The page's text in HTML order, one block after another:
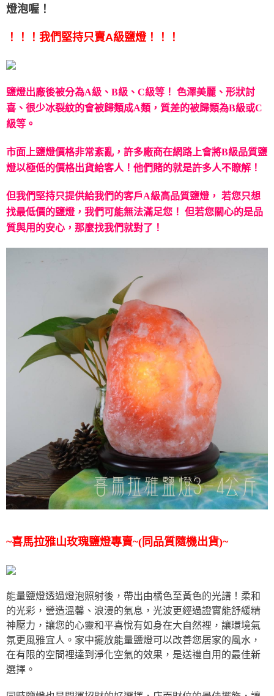
燈泡喔！
！！！我們堅持只賣A級鹽燈！！！
鹽燈出廠後被分為A級、B級、C級等！ 色澤美麗、形狀討
喜、很少冰裂紋的會被歸類成A類，質差的被歸類為B級或C
級等。
市面上鹽燈價格非常紊亂，許多廠商在網路上會將B級品質鹽
燈以極低的價格出貨給客人！ 他們賭的就是許多人不瞭解！
但我們堅持只提供給我們的客戶A級高品質鹽燈， 若您只想
找最低價的鹽燈，我們可能無法滿足您！ 但若您關心的是品
質與用的安心，那麼找我們就對了！
~喜馬拉雅山玫瑰鹽燈專賣~(同品質隨機出貨)~
能量鹽燈透過燈泡照射後，帶出由橘色至黃色的光譜！柔和
的光彩，營造溫馨、浪漫的氣息，光波更經過證實能舒緩精
神壓力，讓您的心靈和平喜悅有如身在大自然裡，讓環境氣
氛更風雅宜人。家中擺放能量鹽燈可以改善您居家的風水，
在有限的空間裡達到淨化空氣的效果，是送禮自用的最佳新
選擇。